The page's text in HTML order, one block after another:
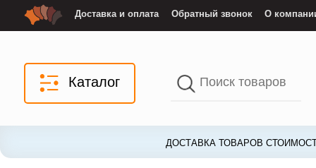
Доставка и оплата Обратный звонок О
Каталог
ДОСТАВКА ТОВАРОВ